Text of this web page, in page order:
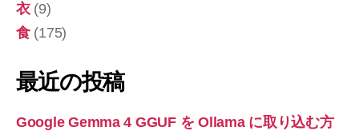
衣(9)
食(175)
最近の投稿
Google Gemma 4 GGUF を Ollama に取り込む方